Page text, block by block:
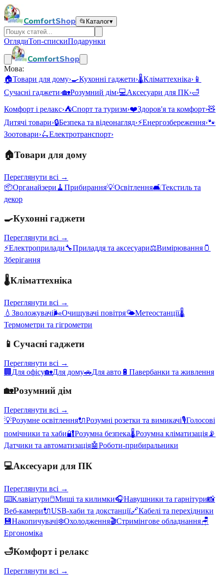
ComfortShop 📂 Каталог▾
ОглядиТоп-спискиПодарунки
ComfortShop
Мова:
🏠Товари для дому›🍳Кухонні гаджети›🌡️Кліматтехніка› 📱
Сучасні гаджети›🏡Розумний дім›💻Аксесуари для ПК›🛁
Комфорт і релакс›⛺Спорт та туризм›❤️Здоров'я та комфорт›🧸
Дитячі товари›🔒Безпека та відеонагляд›⚡Енергозбереження›🐾
Зоотовари›🛴Електротранспорт›
🏠Товари для дому
Переглянути всі →
📦Органайзери 🧹 Прибирання💡Освітлення🛋️Текстиль та
декор
🍳Кухонні гаджети
Переглянути всі →
⚡Електроприлади🔧Приладдя та аксесуари⚖️Вимірювання 🫙
Зберігання
🌡️Кліматтехніка
Переглянути всі →
💧 Зволожувачі🌬️Очищувачі повітря🌤️Метеостанції🌡️
Термометри та гігрометри
📱 Сучасні гаджети
Переглянути всі →
🏢 Для офісу🏡Для дому🚗Для авто 🔋 Павербанки та живлення
🏡Розумний дім
Переглянути всі →
💡Розумне освітлення🔌Розумні розетки та вимикачі🎙️Голосові
помічники та хаби🔐Розумна безпека🌡️Розумна кліматизація 📡
Датчики та автоматизація🤖Роботи-прибиральники
💻Аксесуари для ПК
Переглянути всі →
⌨️Клавіатури🖱️Миші та килимки🎧Навушники та гарнітури📸
Веб-камери🔌USB-хаби та докстанції🔗Кабелі та перехідники
💾Накопичувачі❄️Охолодження🎬Стримінгове обладнання🪑
Ергономіка
🛁Комфорт і релакс
Переглянути всі →